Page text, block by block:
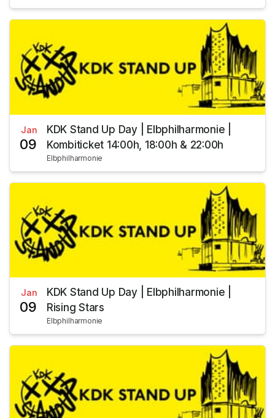
Jan
09
KDK Stand Up Day | Elbphilharmonie |
Kombiticket 14:00h, 18:00h & 22:00h
Elbphilharmonie
Jan
09
KDK Stand Up Day | Elbphilharmonie |
Rising Stars
Elbphilharmonie